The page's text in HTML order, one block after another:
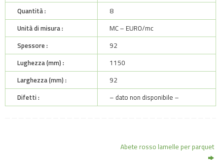
Quantità :
8
Unità di misura :
MC – EURO/mc
Spessore :
92
Lughezza (mm) :
1150
Larghezza (mm) :
92
Difetti :
– dato non disponibile –
Abete rosso lamelle per parquet